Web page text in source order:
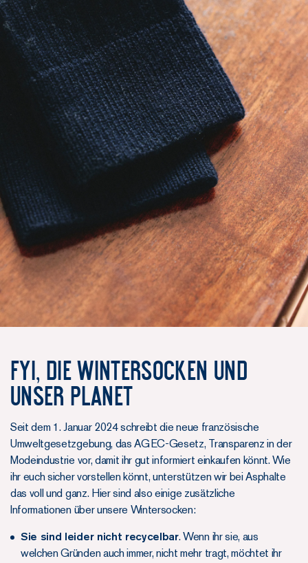
FYI, DIE WINTERSOCKEN UND
UNSER PLANET
Seit dem 1. Januar 2024 schreibt die neue französische
Umweltgesetzgebung, das AGEC-Gesetz, Transparenz in der
Modeindustrie vor, damit ihr gut informiert einkaufen könnt. Wie
ihr euch sicher vorstellen könnt, unterstützen wir bei Asphalte
das voll und ganz. Hier sind also einige zusätzliche
Informationen über unsere Wintersocken:
Sie sind leider nicht recycelbar. Wenn ihr sie, aus
welchen Gründen auch immer, nicht mehr tragt, möchtet ihr